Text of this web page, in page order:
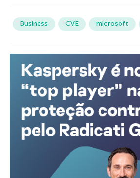
Business CVE microsoft